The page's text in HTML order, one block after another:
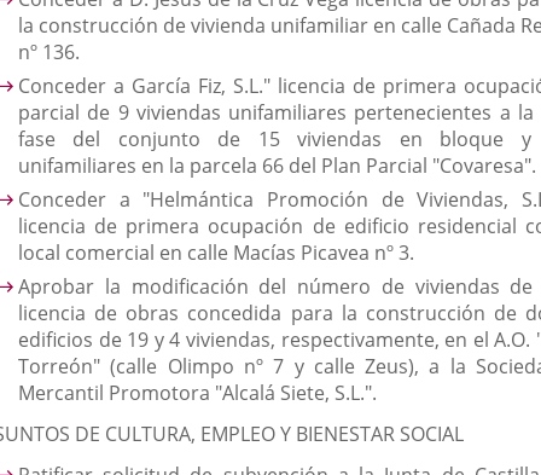
la construcción de vivienda unifamiliar en calle Cañada
nº 136.
Conceder a García Fiz, S.L." licencia de primera
parcial de 9 viviendas unifamiliares pertenecientes a la
fase del conjunto de 15 viviendas en bloque
unifamiliares en la parcela 66 del Plan Parcial "Covaresa".
Conceder a "Helmántica Promoción de Viviendas,
licencia de primera ocupación de edificio residencial
local comercial en calle Macías Picavea nº 3.
Aprobar la modificación del número de viviendas de
licencia de obras concedida para la construcción de
edificios de 19 y 4 viviendas, respectivamente, en el A.O.
Torreón" (calle Olimpo nº 7 y calle Zeus), a la
Mercantil Promotora "Alcalá Siete, S.L.".
DE CULTURA, EMPLEO Y BIENESTAR SOCIAL